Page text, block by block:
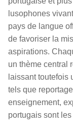
lusophones
pays de langue
de favoriser la
aspirations.
un thème central
laissant toutefois
tels que
enseignement,
portugais sont